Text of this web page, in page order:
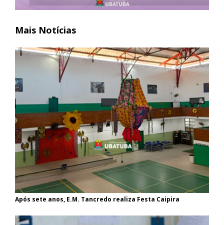
Mais Notícias
Após sete anos, E.M. Tancredo realiza Festa Caipira